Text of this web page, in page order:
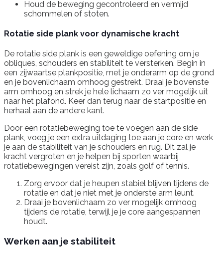
Houd de beweging gecontroleerd en vermijd
schommelen of stoten.
Rotatie side plank voor dynamische kracht
De rotatie side plank is een geweldige oefening om je
obliques, schouders en stabiliteit te versterken. Begin in
een zijwaartse plankpositie, met je onderarm op de grond
en je bovenlichaam omhoog gestrekt. Draai je bovenste
arm omhoog en strek je hele lichaam zo ver mogelijk uit
naar het plafond. Keer dan terug naar de startpositie en
herhaal aan de andere kant.
Door een rotatiebeweging toe te voegen aan de side
plank, voeg je een extra uitdaging toe aan je core en werk
je aan de stabiliteit van je schouders en rug. Dit zal je
kracht vergroten en je helpen bij sporten waarbij
rotatiebewegingen vereist zijn, zoals golf of tennis.
Zorg ervoor dat je heupen stabiel blijven tijdens de
rotatie en dat je niet met je onderste arm leunt.
Draai je bovenlichaam zo ver mogelijk omhoog
tijdens de rotatie, terwijl je je core aangespannen
houdt.
Werken aan je stabiliteit